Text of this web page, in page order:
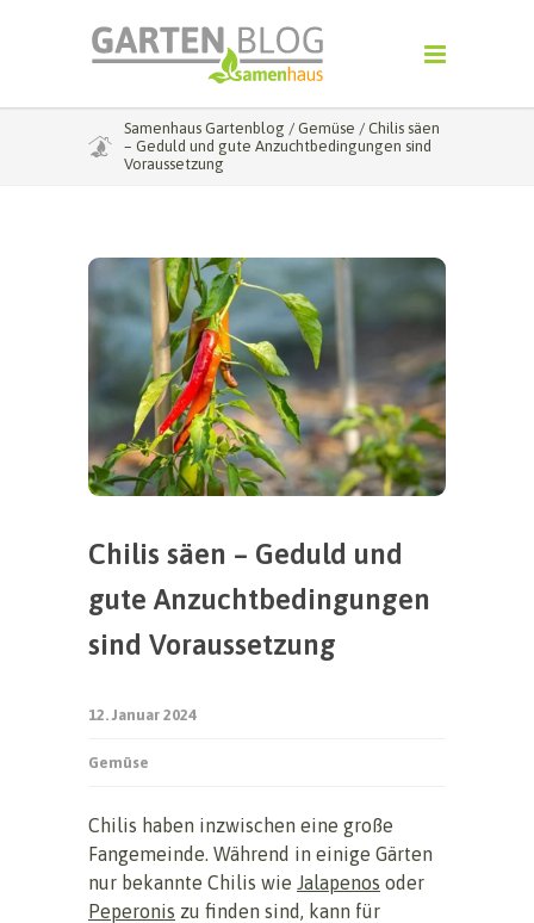
Samenhaus Gartenblog / Gemüse / Chilis säen
– Geduld und gute Anzuchtbedingungen sind
Voraussetzung
Chilis säen – Geduld und
gute Anzuchtbedingungen
sind Voraussetzung
12. Januar 2024
Gemüse
Chilis haben inzwischen eine große
Fangemeinde. Während in einige Gärten
nur bekannte Chilis wie Jalapenos oder
Peperonis zu finden sind, kann für